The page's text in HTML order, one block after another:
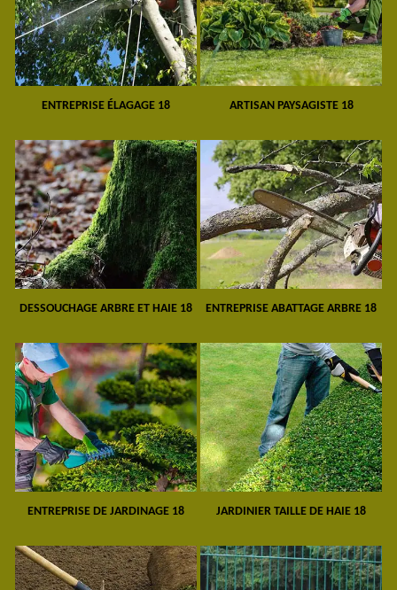
ENTREPRISE ÉLAGAGE 18 ARTISAN PAYSAGISTE 18
DESSOUCHAGE ARBRE ET HAIE 18 ENTREPRISE ABATTAGE ARBRE 18
ENTREPRISE DE JARDINAGE 18 JARDINIER TAILLE DE HAIE 18